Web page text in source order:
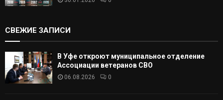
СВЕЖИЕ ЗАПИСИ
В Уфе откроют муниципальное отделение
Ассоциации ветеранов СВО
06.08.2026 0